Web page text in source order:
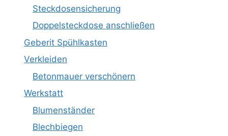
Steckdosensicherung
Doppelsteckdose anschließen
Geberit Spühlkasten
Verkleiden
Betonmauer verschönern
Werkstatt
Blumenständer
Blechbiegen